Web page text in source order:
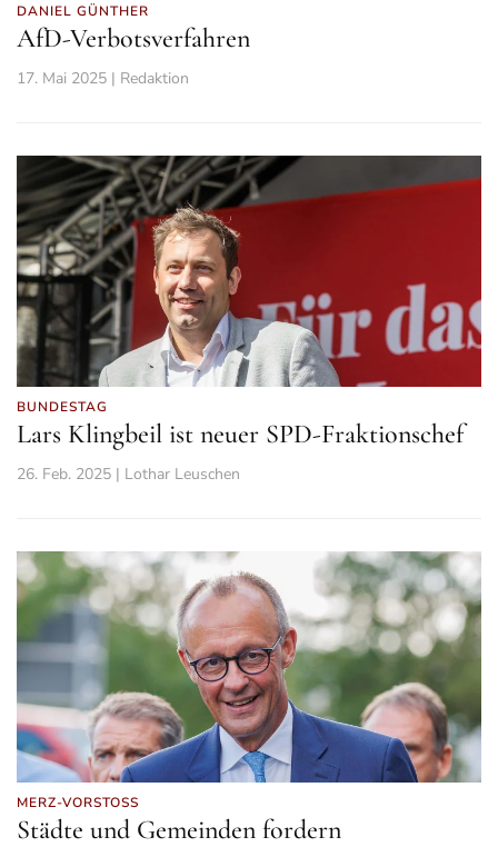
DANIEL GÜNTHER
AfD-Verbotsverfahren
17. Mai 2025 | Redaktion
BUNDESTAG
Lars Klingbeil ist neuer SPD-Fraktionschef
26. Feb. 2025 | Lothar Leuschen
MERZ-VORSTOSS
Städte und Gemeinden fordern